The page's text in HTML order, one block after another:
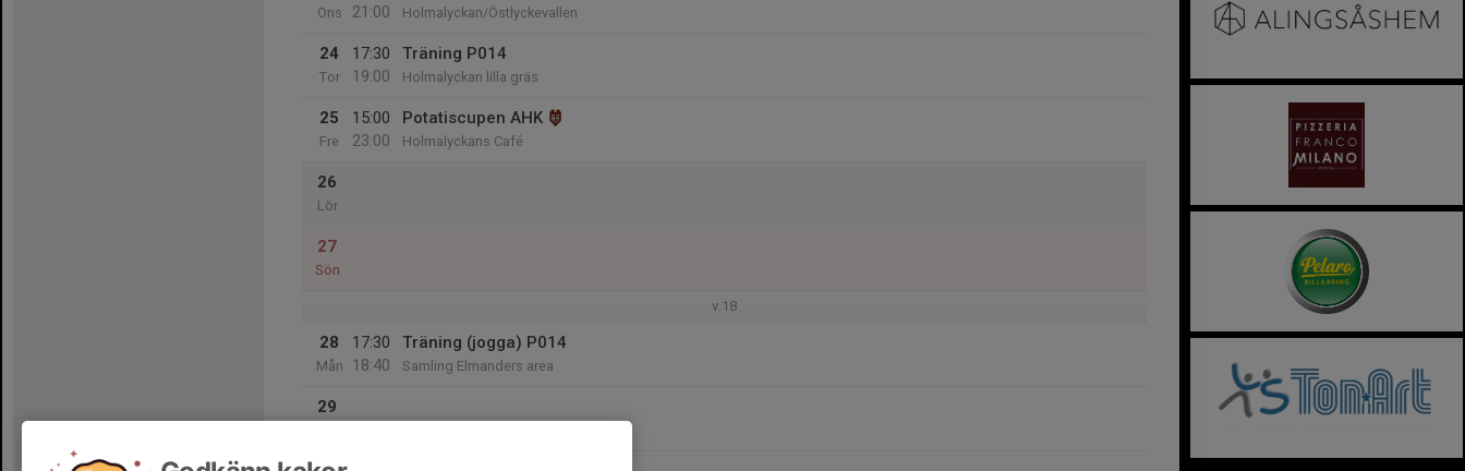
Ons
21:00
Holmalyckan/Östlyckevallen
24
Tor
17:30
19:00
Träning P014
Holmalyckan lilla gräs
25
Fre
15:00
23:00
Potatiscupen AHK
Holmalyckans Café
26
Lör
27
Sön
v.18
28
Mån
17:30
18:40
Träning (jogga) P014
Samling Elmanders area
29